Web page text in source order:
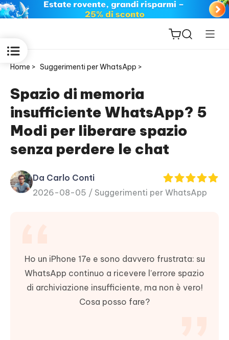
ReiBoot
for iOS
PDF
Editor
New
Home > Suggerimenti per WhatsApp >
Spazio di memoria
insufficiente WhatsApp? 5
Modi per liberare spazio
senza perdere le chat
Da Carlo Conti
2026-08-05 / Suggerimenti per WhatsApp
Ho un iPhone 17e e sono davvero frustrata: su
WhatsApp continuo a ricevere l’errore spazio
di archiviazione insufficiente, ma non è vero!
Cosa posso fare?